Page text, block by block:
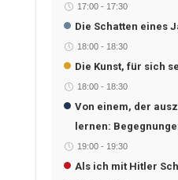
17:00- 17:30
Die Schatten eines
18:00- 18:30
Die Kunst, für sich
18:00- 18:30
Von einem, der
lernen:
19:00- 19:30
Als ich mit Hitler